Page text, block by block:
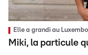
Elle a grandi au
Miki, la particule